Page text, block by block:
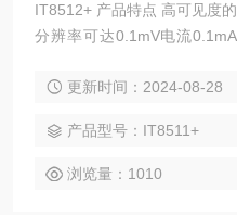
IT8512+ 产品特点 高可见度的真空荧光显示屏(VFD) 电压测量
分辨率可达0.1mV电流
试功能 高达10KHz动态模式
率测试功能 动态测试功能
更新时间：2024-08-28
产品型号：IT8511+
浏览量：1010